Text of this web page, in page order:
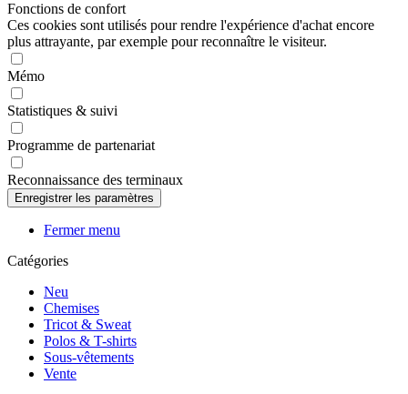
Fonctions de confort
Ces cookies sont utilisés pour rendre l'expérience d'achat encore
plus attrayante, par exemple pour reconnaître le visiteur.
Mémo
Statistiques & suivi
Programme de partenariat
Reconnaissance des terminaux
Fermer menu
Catégories
Neu
Chemises
Tricot & Sweat
Polos & T-shirts
Sous-vêtements
Vente